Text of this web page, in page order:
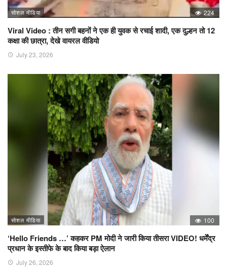
सोशल मीडिया 224
Viral Video : तीन सगी बहनों ने एक ही युवक से रचाई शादी, एक दुल्हन तो 12
कक्षा की छात्रा, देखे वायरल वीडियो
July 23, 2026
सोशल मीडिया 100
‘Hello Friends …’ कहकर PM मोदी ने जारी किया तीसरा VIDEO! धर्मेंद्र
प्रधान के इस्तीफे के बाद किया बड़ा ऐलान
July 26, 2026